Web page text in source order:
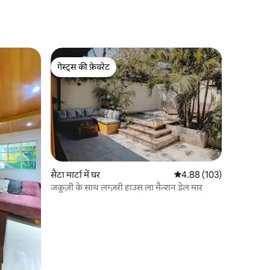
गेस्ट्स की फ़ेवरेट
गेस्ट्स की फ़ेवरेट
सैटा मार्टा में घर औसत रेटिंग 5 में से 4.88,
4.88 (103)
जकूज़ी के साथ लग्ज़री हाउस ला मैन्शन डेल मार